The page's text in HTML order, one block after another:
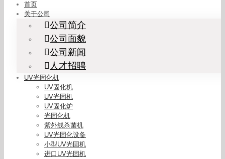
首页
关于公司
公司简介
公司面貌
公司新闻
人才招聘
UV光固化机
UV固化机
UV光固机
UV固化炉
光固化机
紫外线杀菌机
UV光固化设备
小型UV光固机
进口UV光固机